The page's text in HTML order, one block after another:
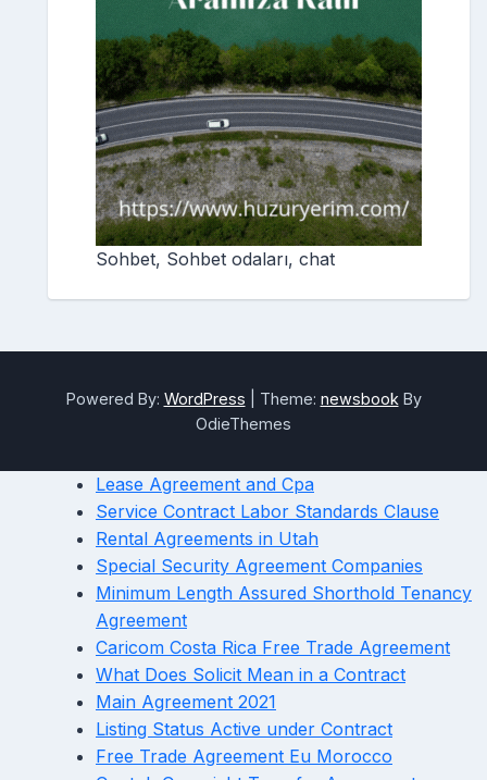
Sohbet, Sohbet odaları, chat
Powered By: WordPress Theme: newsbook By
OdieThemes
Lease Agreement and Cpa
Service Contract Labor Standards Clause
Rental Agreements in Utah
Special Security Agreement Companies
Minimum Length Assured Shorthold Tenancy
Agreement
Caricom Costa Rica Free Trade Agreement
What Does Solicit Mean in a Contract
Main Agreement 2021
Listing Status Active under Contract
Free Trade Agreement Eu Morocco